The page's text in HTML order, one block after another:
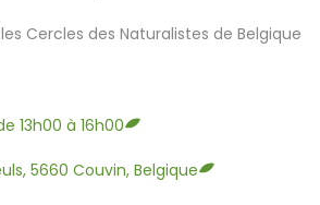
Cercles des Naturalistes de Belgique
13h00 à 16h00
5660 Couvin, Belgique